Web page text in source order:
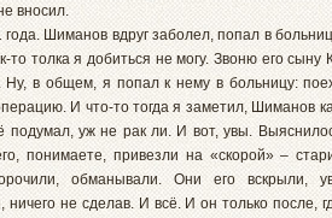
вносил.
года. Шиманов вдруг заболел, попал в
то толка я добиться не могу. Звоню его сыну
Ну, в общем, я попал к нему в больницу:
И что-то тогда я заметил, Шиманов
подумал, уж не рак ли. И вот, увы.
понимаете, привезли на «скорой» –
обманывали. Они его вскрыли,
не сделав. И всё. И он только после,